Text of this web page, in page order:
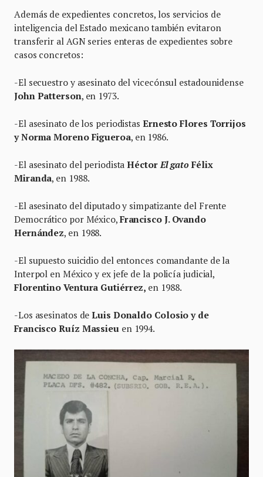
Además de expedientes concretos, los servicios de
inteligencia del Estado mexicano también evitaron
transferir al AGN series enteras de expedientes sobre
casos concretos:
-El secuestro y asesinato del vicecónsul estadounidense
John Patterson, en 1973.
-El asesinato de los periodistas Ernesto Flores Torrijos
y Norma Moreno Figueroa, en 1986.
-El asesinato del periodistaHéctor El gato Félix
Miranda, en 1988.
-El asesinato del diputado y simpatizante del Frente
Democrático por México, Francisco J. Ovando
Hernández, en 1988.
-El supuesto suicidio del entonces comandante de la
Interpol en México y ex jefe de la policía judicial,
Florentino Ventura Gutiérrez, en 1988.
-Los asesinatos deLuis Donaldo Colosio y de
Francisco Ruíz Massieu en 1994.